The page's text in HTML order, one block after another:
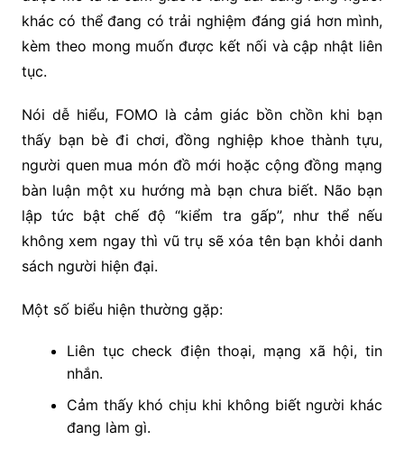
khác có thể đang có trải nghiệm đáng giá hơn mình,
kèm theo mong muốn được kết nối và cập nhật liên
tục.
Nói dễ hiểu, FOMO là cảm giác bồn chồn khi bạn
thấy bạn bè đi chơi, đồng nghiệp khoe thành tựu,
người quen mua món đồ mới hoặc cộng đồng mạng
bàn luận một xu hướng mà bạn chưa biết. Não bạn
lập tức bật chế độ “kiểm tra gấp”, như thể nếu
không xem ngay thì vũ trụ sẽ xóa tên bạn khỏi danh
sách người hiện đại.
Một số biểu hiện thường gặp:
Liên tục check điện thoại, mạng xã hội, tin
nhắn.
Cảm thấy khó chịu khi không biết người khác
đang làm gì.